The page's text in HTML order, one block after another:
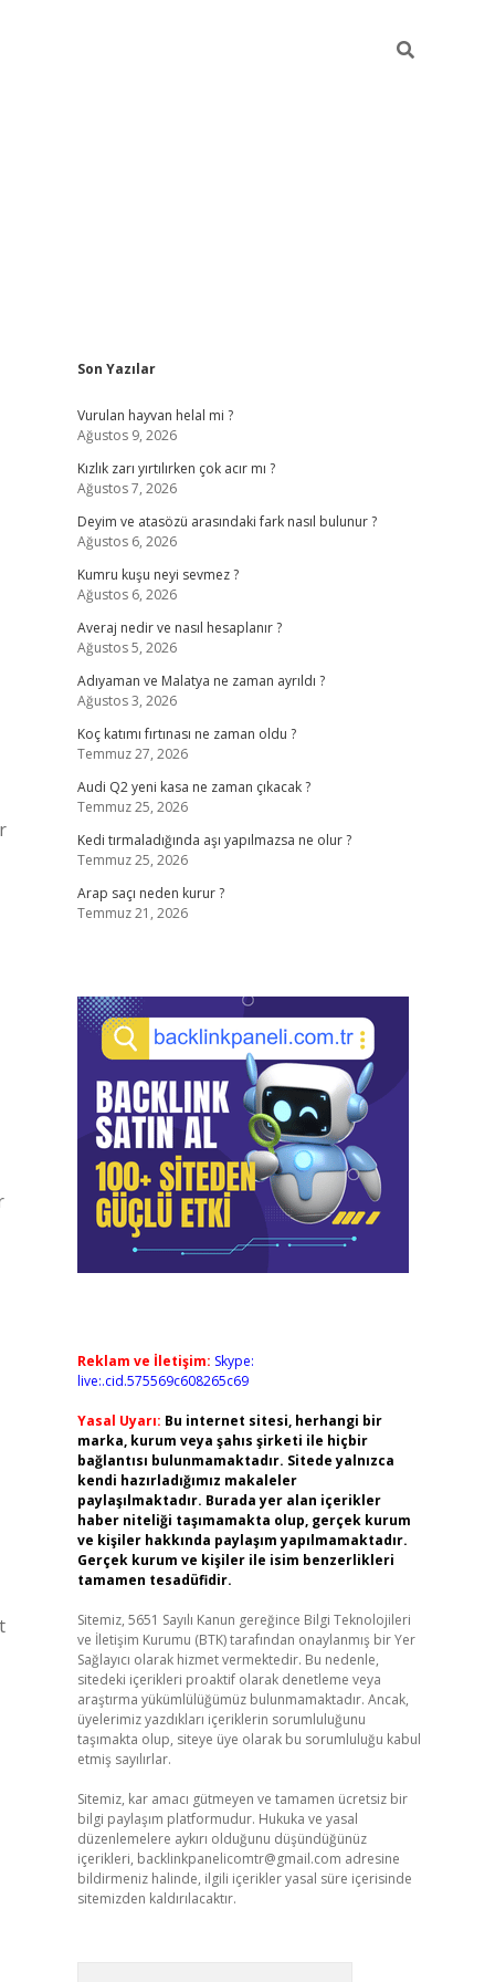
Sidebar
Son Yazılar
Vurulan hayvan helal mi ?
Ağustos 9, 2026
Kızlık zarı yırtılırken çok acır mı ?
Ağustos 7, 2026
Deyim ve atasözü arasındaki fark nasıl bulunur ?
Ağustos 6, 2026
Kumru kuşu neyi sevmez ?
Ağustos 6, 2026
Averaj nedir ve nasıl hesaplanır ?
Ağustos 5, 2026
Adıyaman ve Malatya ne zaman ayrıldı ?
Ağustos 3, 2026
Koç katımı fırtınası ne zaman oldu ?
Temmuz 27, 2026
Audi Q2 yeni kasa ne zaman çıkacak ?
Temmuz 25, 2026
Kedi tırmaladığında aşı yapılmazsa ne olur ?
Temmuz 25, 2026
Arap saçı neden kurur ?
Temmuz 21, 2026
Reklam ve İletişim: Skype:
live:.cid.575569c608265c69
Yasal Uyarı: Bu internet sitesi, herhangi bir
marka, kurum veya şahıs şirketi ile hiçbir
bağlantısı bulunmamaktadır. Sitede yalnızca
kendi hazırladığımız makaleler
paylaşılmaktadır. Burada yer alan içerikler
haber niteliği taşımamakta olup, gerçek kurum
ve kişiler hakkında paylaşım yapılmamaktadır.
Gerçek kurum ve kişiler ile isim benzerlikleri
tamamen tesadüfidir.
Sitemiz, 5651 Sayılı Kanun gereğince Bilgi Teknolojileri
ve İletişim Kurumu (BTK) tarafından onaylanmış bir Yer
Sağlayıcı olarak hizmet vermektedir. Bu nedenle,
sitedeki içerikleri proaktif olarak denetleme veya
araştırma yükümlülüğümüz bulunmamaktadır. Ancak,
üyelerimiz yazdıkları içeriklerin sorumluluğunu
taşımakta olup, siteye üye olarak bu sorumluluğu kabul
etmiş sayılırlar.
Sitemiz, kar amacı gütmeyen ve tamamen ücretsiz bir
bilgi paylaşım platformudur. Hukuka ve yasal
düzenlemelere aykırı olduğunu düşündüğünüz
içerikleri, backlinkpanelicomtr@gmail.com adresine
bildirmeniz halinde, ilgili içerikler yasal süre içerisinde
sitemizden kaldırılacaktır.
vdcasino sitesigrandoperabet giriş